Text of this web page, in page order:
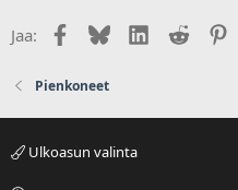
Jaa: Facebook
BlueskyLinkedIn
Reddit
Pienkoneet
Ulkoasun valinta